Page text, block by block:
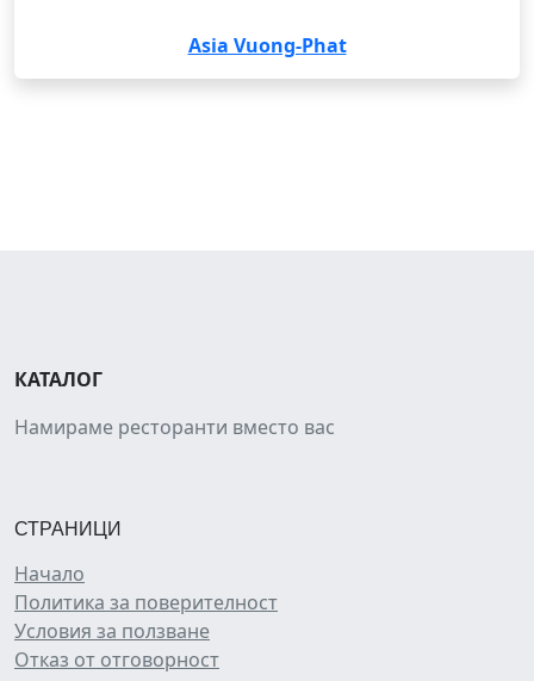
Asia Vuong-Phat
КАТАЛОГ
Намираме ресторанти вместо вас
СТРАНИЦИ
Начало
Политика за поверителност
Условия за ползване
Отказ от отговорност